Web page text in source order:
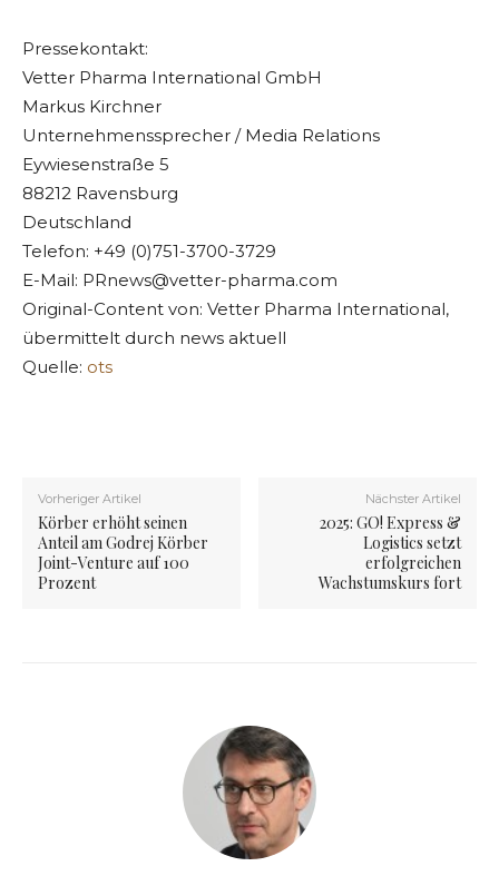
Pressekontakt:
Vetter Pharma International GmbH
Markus Kirchner
Unternehmenssprecher / Media Relations
Eywiesenstraße 5
88212 Ravensburg
Deutschland
Telefon: +49 (0)751-3700-3729
E-Mail: PRnews@vetter-pharma.com
Original-Content von: Vetter Pharma International,
übermittelt durch news aktuell
Quelle: ots
Vorheriger Artikel
Körber erhöht seinen
Anteil am Godrej Körber
Joint-Venture auf 100
Prozent
Nächster Artikel
2025: GO! Express &
Logistics setzt
erfolgreichen
Wachstumskurs fort